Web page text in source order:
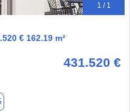
1 / 1
€ 162.19 m²
431.520 €